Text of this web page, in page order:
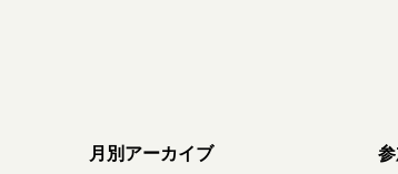
月別アーカイブ